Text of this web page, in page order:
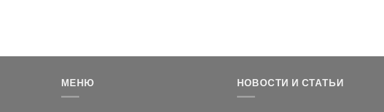
МЕНЮ НОВОСТИ И СТАТЬИ